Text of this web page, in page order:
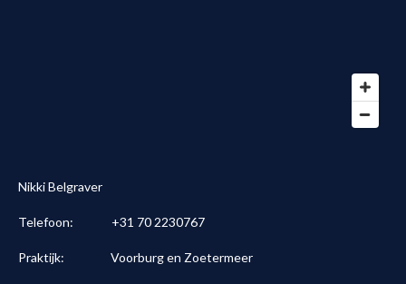
Nikki Belgraver
Telefoon: +31 70 2230767
Praktijk: Voorburg en Zoetermeer